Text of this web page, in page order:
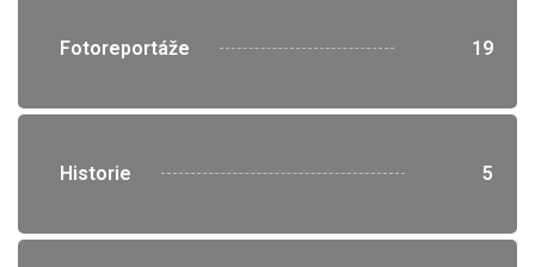
Fotoreportáže 19
Historie 5